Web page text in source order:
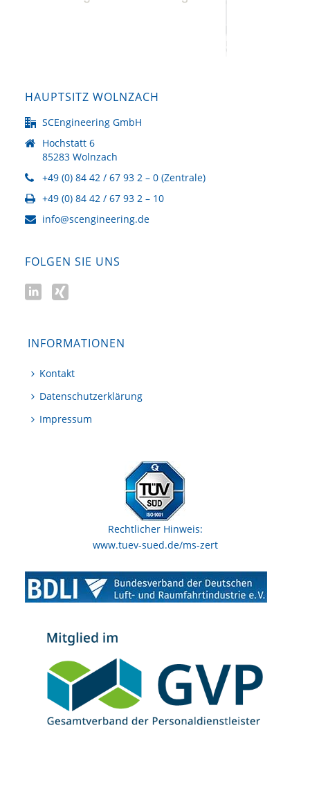
HAUPTSITZ WOLNZACH
SCEngineering GmbH
Hochstatt 6
85283 Wolnzach
+49 (0) 84 42 / 67 93 2 – 0 (Zentrale)
+49 (0) 84 42 / 67 93 2 – 10
info@scengineering.de
FOLGEN SIE UNS
INFORMATIONEN
Kontakt
Datenschutzerklärung
Impressum
Rechtlicher Hinweis:
www.tuev-sued.de/ms-zert